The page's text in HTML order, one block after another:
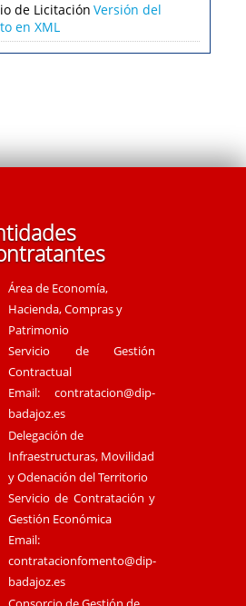
de Licitación Versión del
en XML
Área de Economía,
Hacienda, Compras y
Patrimonio
Servicio de Gestión
Contractual
Email:contratacion@dip-
badajoz.es
Delegación de
Infraestructuras, Movilidad
y Odenación del Territorio
Servicio de Contratación y
Gestión Económica
Email:
contratacionfomento@dip-
badajoz.es